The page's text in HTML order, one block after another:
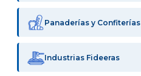
Panaderías y Confiterías
Industrias Fideeras